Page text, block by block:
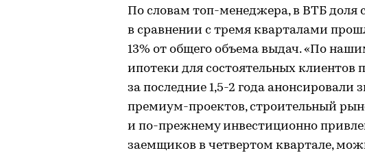
По словам топ-менеджера, в ВТБ доля
в сравнении с тремя кварталами
13% от общего объема выдач. «По
ипотеки для состоятельных
за последние 1,5-2 года анонсировали
премиум-проектов, строительный
и по-прежнему инвестиционно
заемщиков в четвертом квартале,